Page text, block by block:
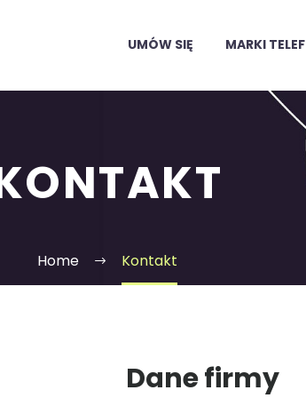
UMÓW SIĘ MARKI
Home Kontakt
Dane firmy